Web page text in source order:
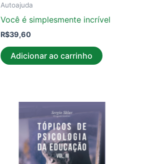
Autoajuda
Você é simplesmente incrível
R$39,60
Adicionar ao carrinho